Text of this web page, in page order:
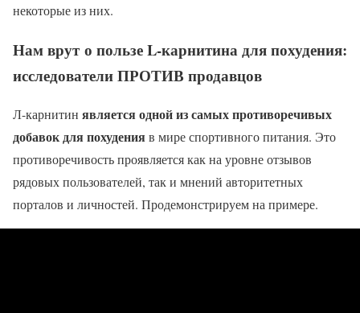
некоторые из них.
Нам врут о пользе L-карнитина для похудения:
исследователи ПРОТИВ продавцов
Л-карнитин является одной из самых противоречивых
добавок для похуденияв мире спортивного питания. Это
противоречивость проявляется как на уровне отзывов
рядовых пользователей, так и мнений авторитетных
порталов и личностей. Продемонстрируем на примере.